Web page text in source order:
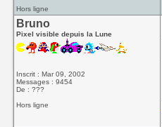
Hors ligne
Bruno
Pixel visible depuis la Lune
Inscrit : Mar 09, 2002
Messages : 9454
De : ???
Hors ligne